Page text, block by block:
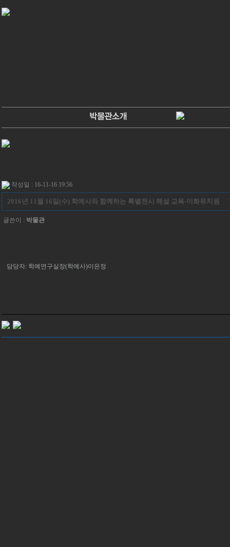
작성일 : 16-11-16 19:56
2016년 11월 16일(수) 학예사와 함께하는 특별전시 해설 교육-이화유치원
글쓴이 : 박물관
담당자: 학예연구실장(학예사)이은정